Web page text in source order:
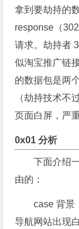
拿到要劫持的
response（
请求。劫持者
似淘宝推广链
的数据包是两
（劫持技术不
页面白屏，严
0x01 分析
下面介绍
由的：
case 背景
导航网站出现